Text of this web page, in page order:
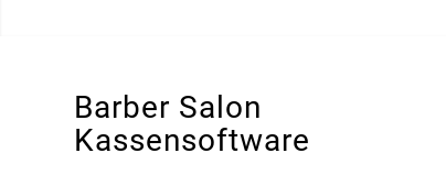
Barber Salon
Kassensoftware